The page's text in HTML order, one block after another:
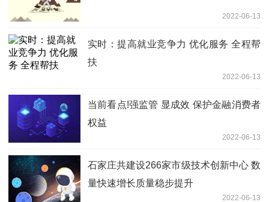
2022-06-13
实时：提高就业竞争力 优化服务 全程帮
扶
2022-06-13
当前看点!强监管 显成效 保护金融消费者
权益
2022-06-13
石家庄共建设266家市级技术创新中心 数
量快速增长质量稳步提升
2022-06-13